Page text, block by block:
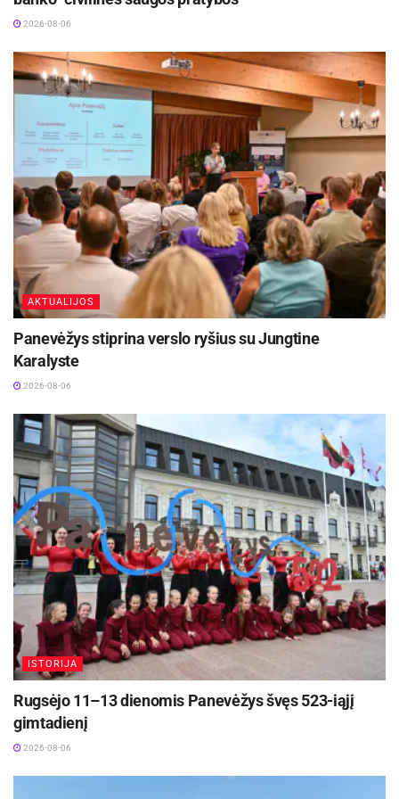
2026-08-06
AKTUALIJOS
Panevėžys stiprina verslo ryšius su Jungtine
Karalyste
2026-08-06
ISTORIJA
Rugsėjo 11–13 dienomis Panevėžys švęs 523-iąjį
gimtadienį
2026-08-06